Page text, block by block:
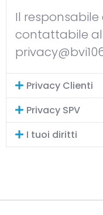
Il
contattabile
Privacy Clienti
Privacy SPV
I tuoi diritti